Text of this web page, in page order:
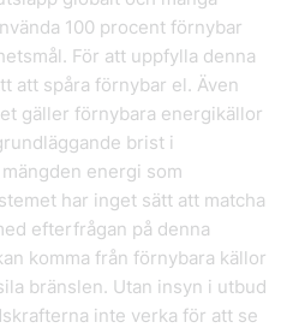
100 procent förnybar
För att uppfylla denna
att spåra förnybar el. Även
gäller förnybara energikällor
brist i
energi som
har inget sätt att matcha
efterfrågan på denna
komma från förnybara källor
bränslen. Utan insyn i utbud
inte verka för att se